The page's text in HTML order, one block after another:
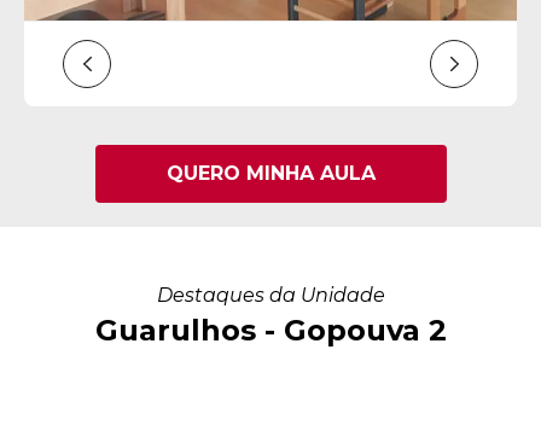
QUERO MINHA AULA
Destaques da Unidade
Guarulhos - Gopouva 2